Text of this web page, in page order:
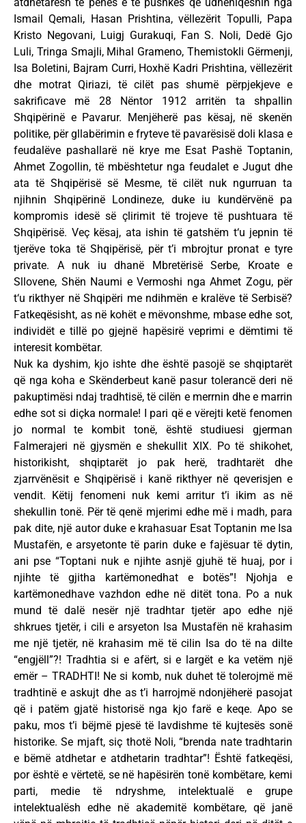
Ismail Qemali, Hasan Prishtina, vëllezërit Topulli, Papa
Kristo Negovani, Luigj Gurakuqi, Fan S. Noli, Dedë Gjo
Luli, Tringa Smajli, Mihal Grameno, Themistokli Gërmenji,
Isa Boletini, Bajram Curri, Hoxhë Kadri Prishtina, vëllezërit
dhe motrat Qiriazi, të cilët pas shumë përpjekjeve e
sakrificave më 28 Nëntor 1912 arritën ta shpallin
Shqipërinë e Pavarur. Menjëherë pas kësaj, në skenën
politike, për gllabërimin e fryteve të pavarësisë doli klasa e
feudalëve pashallarë në krye me Esat Pashë Toptanin,
Ahmet Zogollin, të mbështetur nga feudalet e Jugut dhe
ata të Shqipërisë së Mesme, të cilët nuk ngurruan ta
njihnin Shqipërinë Londineze, duke iu kundërvënë pa
kompromis idesë së çlirimit të trojeve të pushtuara të
Shqipërisë. Veç kësaj, ata ishin të gatshëm t‘u jepnin të
tjerëve toka të Shqipërisë, për t’i mbrojtur pronat e tyre
private. A nuk iu dhanë Mbretërisë Serbe, Kroate e
Sllovene, Shën Naumi e Vermoshi nga Ahmet Zogu, për
t‘u rikthyer në Shqipëri me ndihmën e kralëve të Serbisë?
Fatkeqësisht, as në kohët e mëvonshme, mbase edhe sot,
individët e tillë po gjejnë hapësirë veprimi e dëmtimi të
interesit kombëtar.
Nuk ka dyshim, kjo ishte dhe është pasojë se shqiptarët
që nga koha e Skënderbeut kanë pasur tolerancë deri në
pakuptimësi ndaj tradhtisë, të cilën e merrnin dhe e marrin
edhe sot si diçka normale! I pari që e vërejti ketë fenomen
jo normal te kombit tonë, është studiuesi gjerman
Falmerajeri në gjysmën e shekullit XIX. Po të shikohet,
historikisht, shqiptarët jo pak herë, tradhtarët dhe
zjarrvënësit e Shqipërisë i kanë rikthyer në qeverisjen e
vendit. Këtij fenomeni nuk kemi arritur t’i ikim as në
shekullin tonë. Për të qenë mjerimi edhe më i madh, para
pak dite, një autor duke e krahasuar Esat Toptanin me Isa
Mustafën, e arsyetonte të parin duke e fajësuar të dytin,
ani pse “Toptani nuk e njihte asnjë gjuhë të huaj, por i
njihte të gjitha kartëmonedhat e botës”! Njohja e
kartëmonedhave vazhdon edhe në ditët tona. Po a nuk
mund të dalë nesër një tradhtar tjetër apo edhe një
shkrues tjetër, i cili e arsyeton Isa Mustafën në krahasim
me një tjetër, në krahasim më të cilin Isa do të na dilte
“engjëll”?! Tradhtia si e afërt, si e largët e ka vetëm një
emër – TRADHTI! Ne si komb, nuk duhet të tolerojmë më
tradhtinë e askujt dhe as t’i harrojmë ndonjëherë pasojat
që i patëm gjatë historisë nga kjo farë e keqe. Apo se
paku, mos t’i bëjmë pjesë të lavdishme të kujtesës sonë
historike. Se mjaft, siç thotë Noli, “brenda nate tradhtarin
e bëmë atdhetar e atdhetarin tradhtar”! Është fatkeqësi,
por është e vërtetë, se në hapësirën tonë kombëtare, kemi
parti, medie të ndryshme, intelektualë e grupe
intelektualësh edhe në akademitë kombëtare, që janë